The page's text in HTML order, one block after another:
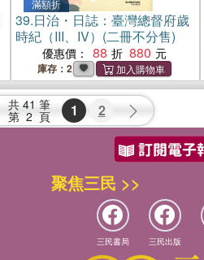
滿額折
39.日治・日誌：臺灣總督府歲
時紀（III、IV）(二冊不分售)
優惠價： 88 880
庫存：2
共 41 筆
第 2 頁 1 2
聚焦三民 >>
三民書局 三民出版